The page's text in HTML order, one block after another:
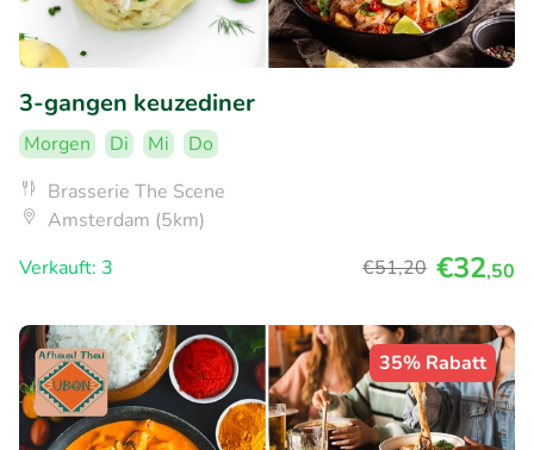
3-gangen keuzediner
Morgen Di Mi
Do
Brasserie The Scene
Amsterdam (5km)
Verkauft: 3
€51,20 €32,50
35% Rabatt